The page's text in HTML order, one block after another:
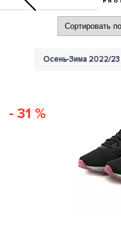
Осень-Зима 2022/23
- 31 %